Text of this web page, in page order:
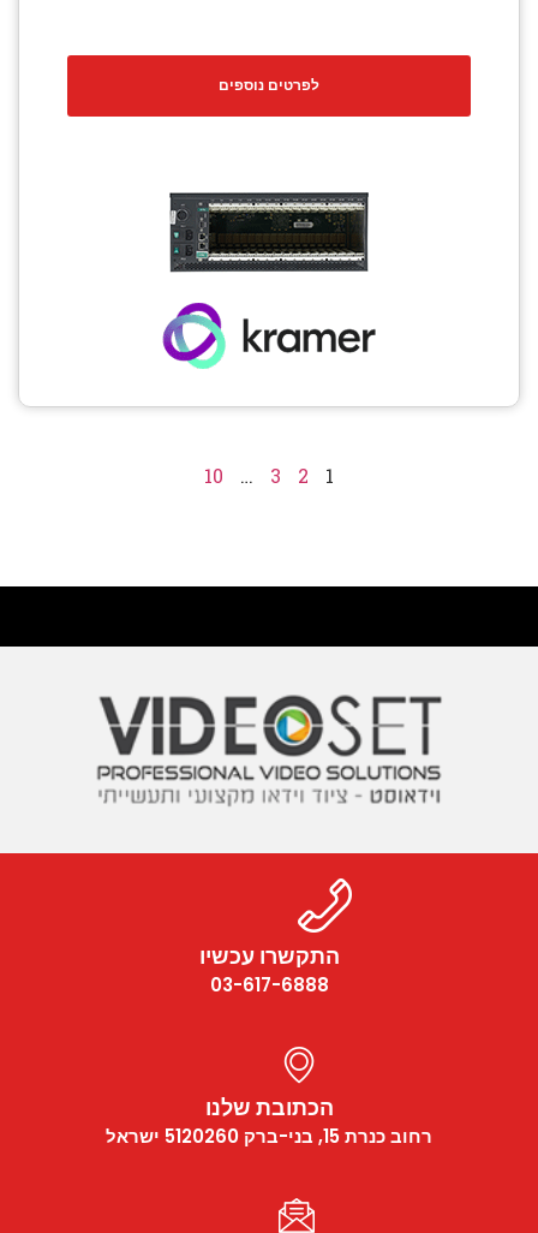
לפרטים נוספים
1
2
3
…
10
התקשרו עכשיו
03-617-6888
הכתובת שלנו
רחוב כנרת 15, בני-ברק 5120260 ישראל